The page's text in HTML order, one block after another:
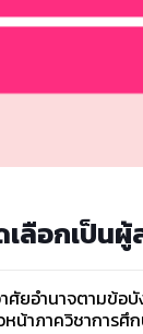
เลือกเป็น
ยอำนาจตามข้
าภาควิชาการศึก